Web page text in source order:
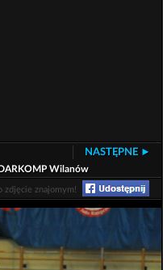
NASTĘPNE ►
Wilanów
zdjęcie znajomym!